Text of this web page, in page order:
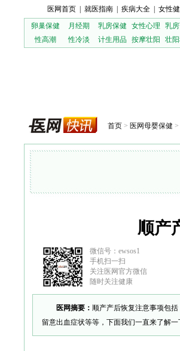
医网首页 就医指南 疾病大全 女性
卵巢保健
月经期 乳房保健 女性心理 乳
性高潮
性冷淡 计生用品 按摩壮阳 壮
首页 > 医网母婴保健 >
顺产
微信号：ewsos1
手机扫一扫
关注医网官方微信
随时关注健康
医网摘要： 顺产产后恢复注意事项包
留意出血症状等等，下面我们一直来了解一